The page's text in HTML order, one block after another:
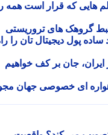
که قرار است همه را
دیجیتال تان را راه
جان بر کف خواهیم
ای خصوصی جهان مجوز